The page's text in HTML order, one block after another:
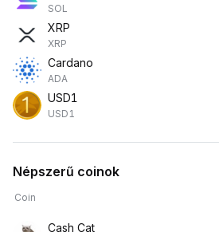
SOL
XRP
XRP
Cardano
ADA
USD1
USD1
Népszerű coinok
Coin
Cash Cat